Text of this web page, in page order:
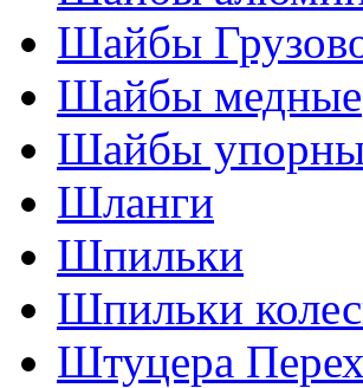
Шайбы
Шайбы медные
Шайбы
Шланги
Шпильки
Шпильки
Штуцера